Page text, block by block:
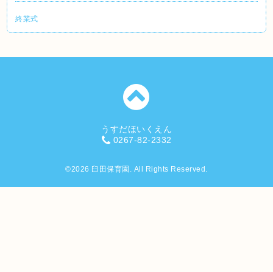
終業式
うすだほいくえん
0267-82-2332
©2026 臼田保育園 . All Rights Reserved.